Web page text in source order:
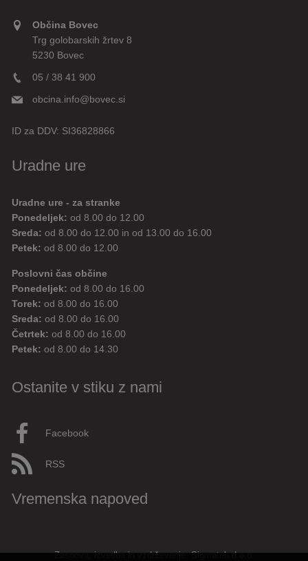
Občina Bovec
Trg golobarskih žrtev 8
5230 Bovec
05 / 38 41 900
obcina.info@bovec.si
ID za DDV: SI36828866
Uradne ure
Uradne ure - za stranke
Ponedeljek: od 8.00 do 12.00
Sreda: od 8.00 do 12.00 in od 13.00 do 16.00
Petek: od 8.00 do 12.00
Poslovni čas občine
Ponedeljek: od 8.00 do 16.00
Torek: od 8.00 do 16.00
Sreda: od 8.00 do 16.00
Četrtek: od 8.00 do 16.00
Petek: od 8.00 do 14.30
Ostanite v stiku z nami
Facebook
RSS
Vremenska napoved